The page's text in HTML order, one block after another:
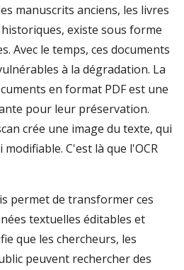
manuscrits anciens, les livres
existe sous forme
Avec le temps, ces documents
à la dégradation. La
en format PDF est une
pour leur préservation.
crée une image du texte, qui
C'est là que l'OCR
permet de transformer ces
textuelles éditables et
que les chercheurs, les
peuvent rechercher des